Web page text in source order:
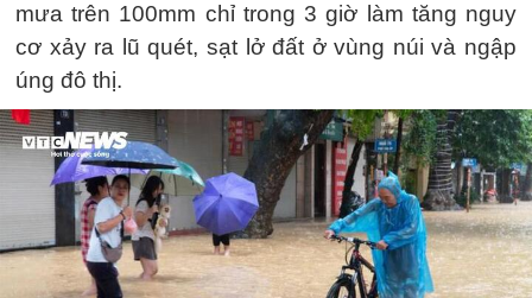
mưa trên 100mm chỉ trong 3 giờ làm tăng nguy
cơ xảy ra lũ quét, sạt lở đất ở vùng núi và ngập
úng đô thị.